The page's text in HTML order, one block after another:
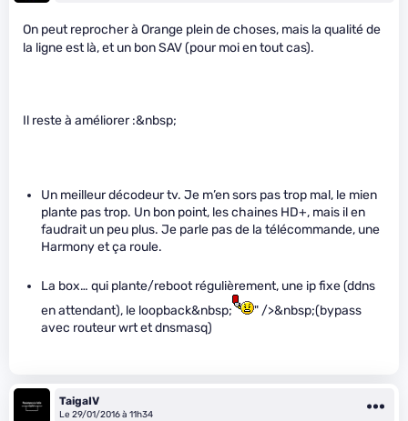
On peut reprocher à Orange plein de choses, mais la qualité de
la ligne est là, et un bon SAV (pour moi en tout cas).
Il reste à améliorer :&nbsp;
Un meilleur décodeur tv. Je m’en sors pas trop mal, le mien
plante pas trop. Un bon point, les chaines HD+, mais il en
faudrait un peu plus. Je parle pas de la télécommande, une
Harmony et ça roule.
La box… qui plante/reboot régulièrement, une ip fixe (ddns
en attendant), le loopback&nbsp;
" />&nbsp;(bypass
avec routeur wrt et dnsmasq)
TaigaIV
Le 29/01/2016 à 11h34